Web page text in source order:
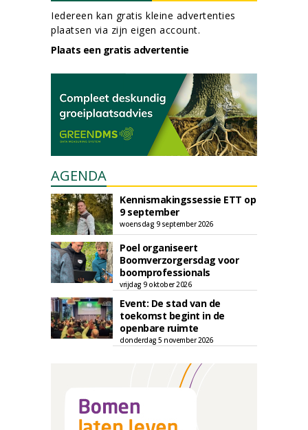
Iedereen kan gratis kleine advertenties
plaatsen via zijn eigen account.
Plaats een gratis advertentie
AGENDA
Kennismakingssessie ETT op
9 september
woensdag 9 september 2026
Poel organiseert
Boomverzorgersdag voor
boomprofessionals
vrijdag 9 oktober 2026
Event: De stad van de
toekomst begint in de
openbare ruimte
donderdag 5 november 2026